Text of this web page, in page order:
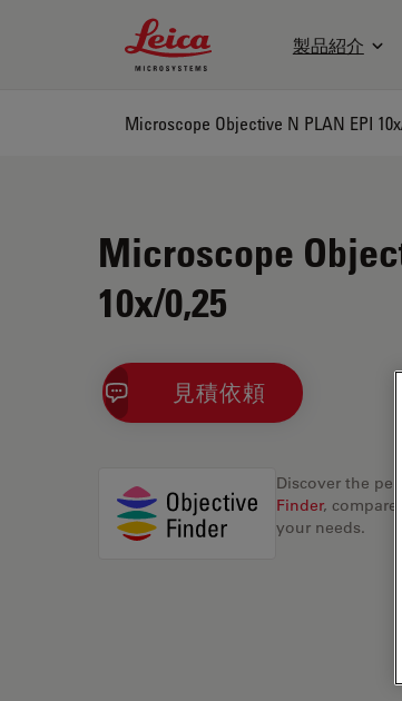
Leica Microsystems Logo
製品紹介
Microscope Objective N PLAN EPI
Microscope
10x/0,25
見積依頼
Discover the
Finder,
your needs.